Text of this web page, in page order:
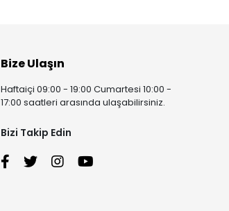
Bize Ulaşın
Haftaiçi 09:00 - 19:00 Cumartesi 10:00 -
17:00 saatleri arasında ulaşabilirsiniz.
Bizi Takip Edin